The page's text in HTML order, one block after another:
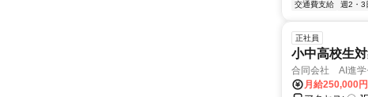
交通費支給 週2・3
正社員
小中高校生
合同会社 AI進学
月給250,000